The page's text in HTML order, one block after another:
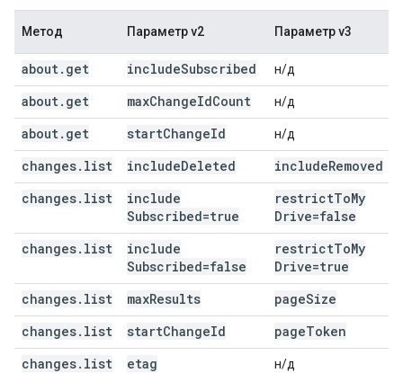
Метод Параметр v2 Параметр v3
about. get includeSubscribed н/д
about. get maxChangeIdCount н/д
about. get startChangeId н/д
changes. list includeDeleted includeRemoved
changes. list
include
Subscribed=true
restrictToMy
Drive=false
changes. list
include
Subscribed=false
restrictToMy
Drive=true
changes. list maxResults pageSize
changes. list startChangeId pageToken
changes. list etag н/д